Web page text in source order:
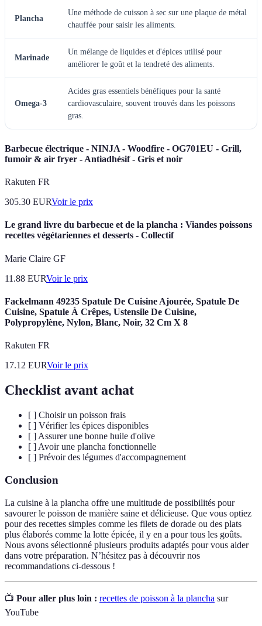
Plancha
Une méthode de cuisson à sec sur une plaque de métal
chauffée pour saisir les aliments.
Marinade
Un mélange de liquides et d'épices utilisé pour
améliorer le goût et la tendreté des aliments.
Omega-3
Acides gras essentiels bénéfiques pour la santé
cardiovasculaire, souvent trouvés dans les poissons
gras.
Barbecue électrique - NINJA - Woodfire - OG701EU - Grill,
fumoir & air fryer - Antiadhésif - Gris et noir
Rakuten FR
305.30 EURVoir le prix
Le grand livre du barbecue et de la plancha : Viandes poissons
recettes végétariennes et desserts - Collectif
Marie Claire GF
11.88 EURVoir le prix
Fackelmann 49235 Spatule De Cuisine Ajourée, Spatule De
Cuisine, Spatule À Crêpes, Ustensile De Cuisine,
Polypropylène, Nylon, Blanc, Noir, 32 Cm X 8
Rakuten FR
17.12 EURVoir le prix
Checklist avant achat
[ ] Choisir un poisson frais
[ ] Vérifier les épices disponibles
[ ] Assurer une bonne huile d'olive
[ ] Avoir une plancha fonctionnelle
[ ] Prévoir des légumes d'accompagnement
Conclusion
La cuisine à la plancha offre une multitude de possibilités pour
savourer le poisson de manière saine et délicieuse. Que vous optiez
pour des recettes simples comme les filets de dorade ou des plats
plus élaborés comme la lotte épicée, il y en a pour tous les goûts.
Nous avons sélectionné plusieurs produits adaptés pour vous aider
dans votre préparation. N’hésitez pas à découvrir nos
recommandations ci-dessous !
📺 Pour aller plus loin : recettes de poisson à la plancha sur
YouTube